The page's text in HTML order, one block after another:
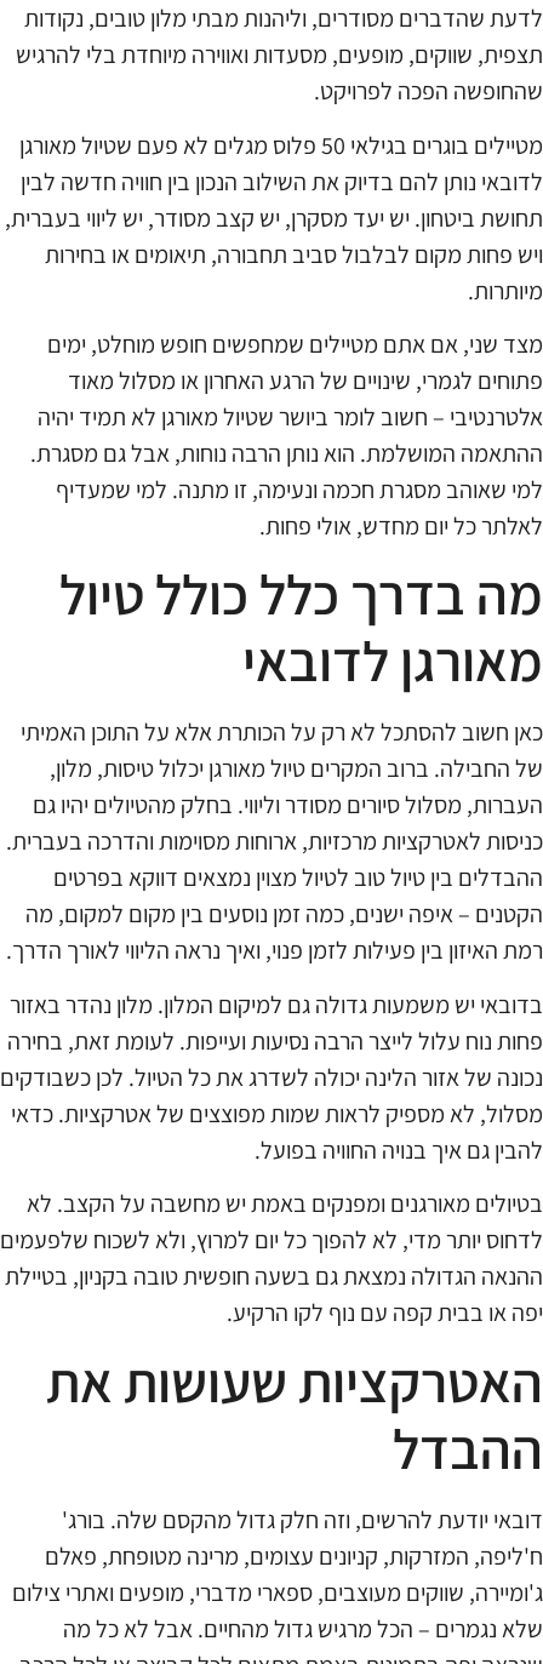
לדעת שהדברים מסודרים, וליהנות מבתי מלון טובים, נקודות
תצפית, שווקים, מופעים, מסעדות ואווירה מיוחדת בלי להרגיש
שהחופשה הפכה לפרויקט.
מטיילים בוגרים בגילאי 50 פלוס מגלים לא פעם שטיול מאורגן
לדובאי נותן להם בדיוק את השילוב הנכון בין חוויה חדשה לבין
תחושת ביטחון. יש יעד מסקרן, יש קצב מסודר, יש ליווי בעברית,
ויש פחות מקום לבלבול סביב תחבורה, תיאומים או בחירות
מיותרות.
מצד שני, אם אתם מטיילים שמחפשים חופש מוחלט, ימים
פתוחים לגמרי, שינויים של הרגע האחרון או מסלול מאוד
אלטרנטיבי – חשוב לומר ביושר שטיול מאורגן לא תמיד יהיה
ההתאמה המושלמת. הוא נותן הרבה נוחות, אבל גם מסגרת.
למי שאוהב מסגרת חכמה ונעימה, זו מתנה. למי שמעדיף
לאלתר כל יום מחדש, אולי פחות.
מה בדרך כלל כולל טיול
מאורגן לדובאי
כאן חשוב להסתכל לא רק על הכותרת אלא על התוכן האמיתי
של החבילה. ברוב המקרים טיול מאורגן יכלול טיסות, מלון,
העברות, מסלול סיורים מסודר וליווי. בחלק מהטיולים יהיו גם
כניסות לאטרקציות מרכזיות, ארוחות מסוימות והדרכה בעברית.
ההבדלים בין טיול טוב לטיול מצוין נמצאים דווקא בפרטים
הקטנים – איפה ישנים, כמה זמן נוסעים בין מקום למקום, מה
רמת האיזון בין פעילות לזמן פנוי, ואיך נראה הליווי לאורך הדרך.
בדובאי יש משמעות גדולה גם למיקום המלון. מלון נהדר באזור
פחות נוח עלול לייצר הרבה נסיעות ועייפות. לעומת זאת, בחירה
נכונה של אזור הלינה יכולה לשדרג את כל הטיול. לכן כשבודקים
מסלול, לא מספיק לראות שמות מפוצצים של אטרקציות. כדאי
להבין גם איך בנויה החוויה בפועל.
בטיולים מאורגנים ומפנקים באמת יש מחשבה על הקצב. לא
לדחוס יותר מדי, לא להפוך כל יום למרוץ, ולא לשכוח שלפעמים
ההנאה הגדולה נמצאת גם בשעה חופשית טובה בקניון, בטיילת
יפה או בבית קפה עם נוף לקו הרקיע.
האטרקציות שעושות את
ההבדל
דובאי יודעת להרשים, וזה חלק גדול מהקסם שלה. בורג'
ח'ליפה, המזרקות, קניונים עצומים, מרינה מטופחת, פאלם
ג'ומיירה, שווקים מעוצבים, ספארי מדברי, מופעים ואתרי צילום
שלא נגמרים – הכל מרגיש גדול מהחיים. אבל לא כל מה